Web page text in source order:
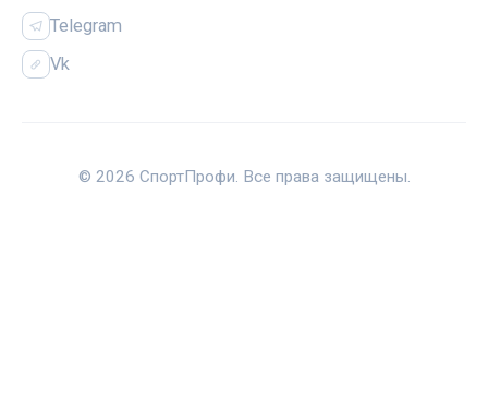
Telegram
Vk
© 2026 СпортПрофи. Все права защищены.